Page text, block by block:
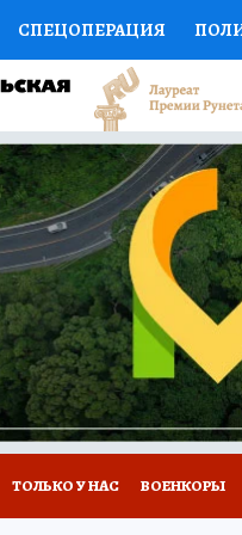
СПЕЦОПЕРАЦИЯ
НАУКА СПОРТ
ДОКТОР
ПРОГНОЗЫ НА СПОРТ
НЕДВИЖИМОСТЬ
ТЕСТЫ НОВОЕ
ТОЛЬКО У НАС ВОЕНКОРЫ